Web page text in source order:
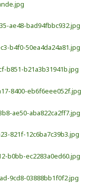
ae48-bad94fbbc932.jpg
b4f0-50ea4da24a81.jpg
b851-b21a3b31941b.jpg
8400-eb6f6eee052f.jpg
ae50-aba822ca2ff7.jpg
821f-12c6ba7c39b3.jpg
b0bb-ec2283a0ed60.jpg
9cd8-03888bb1f0f2.jpg